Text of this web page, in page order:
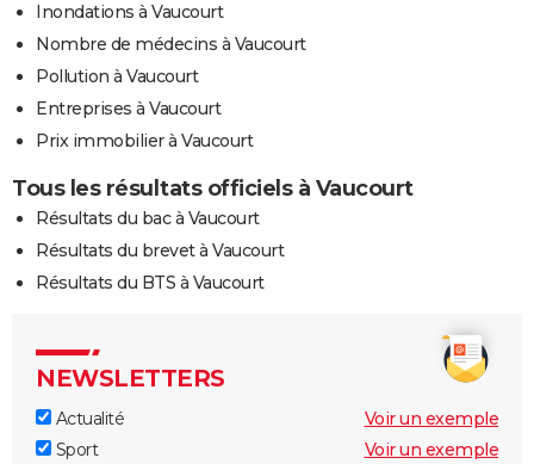
Inondations à Vaucourt
Nombre de médecins à Vaucourt
Pollution à Vaucourt
Entreprises à Vaucourt
Prix immobilier à Vaucourt
Tous les résultats officiels à Vaucourt
Résultats du bac à Vaucourt
Résultats du brevet à Vaucourt
Résultats du BTS à Vaucourt
NEWSLETTERS
Actualité
Voir un exemple
Sport
Voir un exemple